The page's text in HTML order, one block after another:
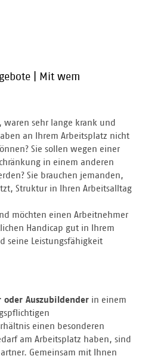
| Mit wem
waren sehr lange krank und
an Ihrem Arbeitsplatz nicht
Sie sollen wegen einer
in einem anderen
Sie brauchen jemanden,
Struktur in Ihren Arbeitsalltag
möchten einen Arbeitnehmer
Handicap gut in Ihrem
seine Leistungsfähigkeit
oder Auszubildender in einem
einen besonderen
am Arbeitsplatz haben, sind
Gemeinsam mit Ihnen